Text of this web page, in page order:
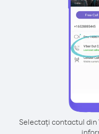
Selectați contactul din